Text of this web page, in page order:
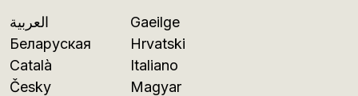
العربية
Беларуская
Català
Česky
Gaeilge
Hrvatski
Italiano
Magyar